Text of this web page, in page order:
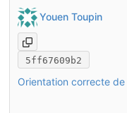
Youen Toupin
5ff67609b2